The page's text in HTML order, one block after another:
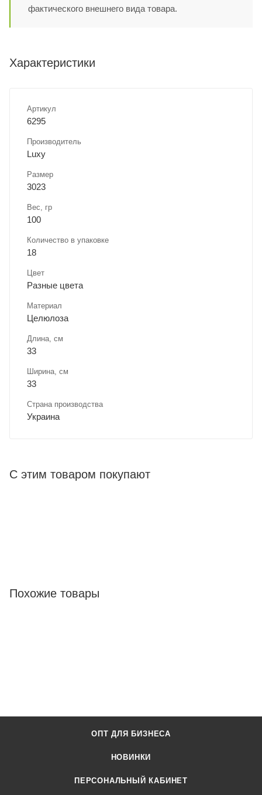
фактического внешнего вида товара.
Характеристики
Артикул
6295
Производитель
Luxy
Размер
3023
Вес, гр
100
Количество в упаковке
18
Цвет
Разные цвета
Материал
Целюлоза
Длина, cм
33
Ширина, cм
33
Страна производства
Украина
С этим товаром покупают
Похожие товары
ОПТ ДЛЯ БИЗНЕСА
НОВИНКИ
ПЕРСОНАЛЬНЫЙ КАБИНЕТ